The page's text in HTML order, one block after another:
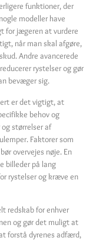
funktioner, der
modeller have
for jægeren at vurdere
når man skal afgøre,
Andre avancerede
rystelser og gør
bevæger sig.
er det vigtigt, at
behov og
størrelser af
Faktorer som
overvejes nøje. En
billeder på lang
rystelser og kræve en
redskab for enhver
og gør det muligt at
forstå dyrenes adfærd,